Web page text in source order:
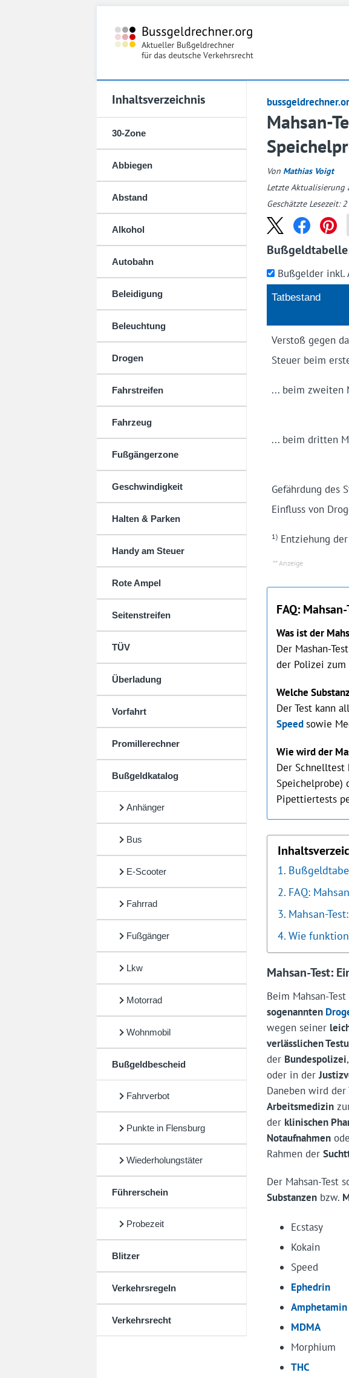
Inhaltsverzeichnis
30-Zone
Abbiegen
Abstand
Alkohol
Autobahn
Beleidigung
Beleuchtung
Drogen
Fahrstreifen
Fahrzeug
Fußgängerzone
Geschwindigkeit
Halten & Parken
Handy am Steuer
Rote Ampel
Seitenstreifen
TÜV
Überladung
Vorfahrt
Promillerechner
Bußgeldkatalog
Anhänger
Bus
E-Scooter
Fahrrad
Fußgänger
Lkw
Motorrad
Wohnmobil
Bußgeldbescheid
Fahrverbot
Punkte in Flensburg
Wiederholungstäter
Führerschein
Probezeit
Blitzer
Verkehrsregeln
Verkehrsrecht
Mahsan-
Von Mathias Voigt
Letzte Aktualisierung
Geschätzte Lesezeit:2
Bußgelder inkl.
Tatbe­stand
Ver­stoß gegen
Steuer beim
... beim zweiten
... beim dritten
Gefähr­dung des
Ein­fluss von
1) Entziehung
FAQ: Mahsan-
Was ist der
Der Mashan-
der Polizei zum
Welche
Der Test kann
Speedsowie
Wie wird der
Der Schnelltest
Speichelprobe)
Pipettiertests
FAQ:
Mahsan-
Wie
Mahsan-Test:
Beim Mahsan-
sogenannten
wegen seiner
verlässlichen
der Bundespolizei
oder in der
Daneben wird
Arbeitsmedizin
der klinischen
Notaufnahmen
Rahmen der
Der Mahsan-Test
Substanzenbzw.
Ecstasy
Kokain
Speed
Ephedrin
Amphetamin
MDMA
Morphium
THC